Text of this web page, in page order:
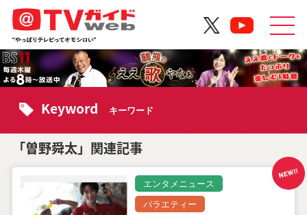
Keyword キーワード
「曽野舜太」関連記事
エンタメニュース
バラエティー